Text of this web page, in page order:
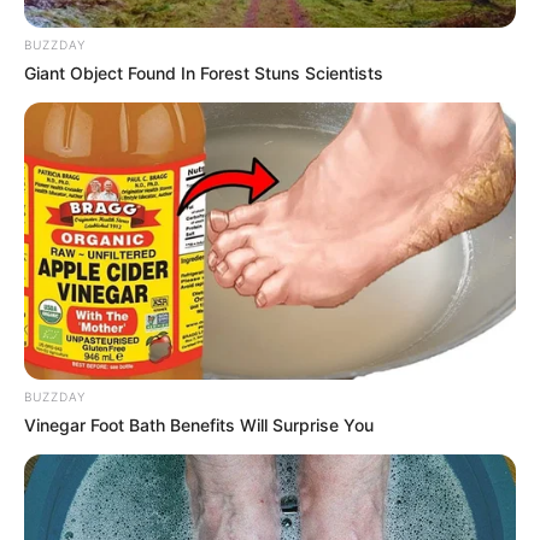
BUZZDAY
Giant Object Found In Forest Stuns Scientists
BUZZDAY
Vinegar Foot Bath Benefits Will Surprise You